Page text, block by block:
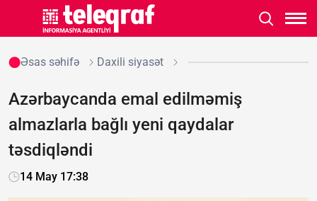
Əsas səhifə Daxili siyasət
Azərbaycanda emal edilməmiş
almazlarla bağlı yeni qaydalar
təsdiqləndi
14 May 17:38